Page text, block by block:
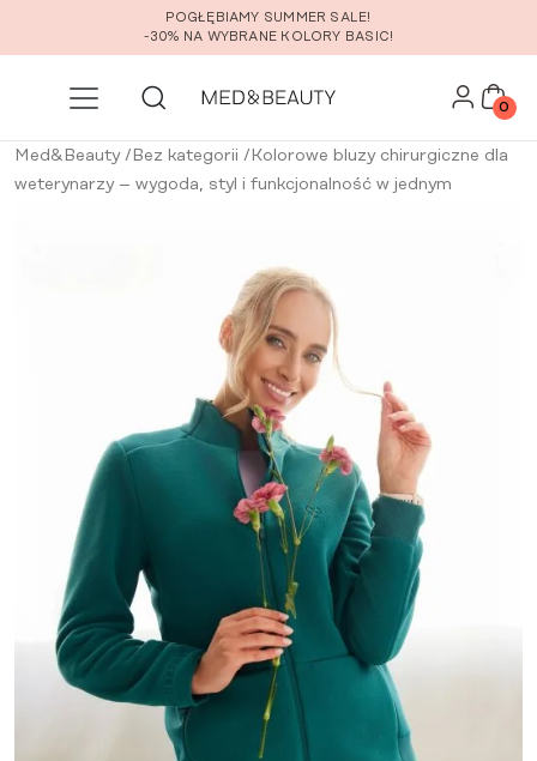
Przejdź do głównej zawartości
POGŁĘBIAMY SUMMER SALE!
-30% NA WYBRANE KOLORY BASIC!
0
Med&Beauty/ Bez kategorii / Kolorowe bluzy chirurgiczne dla
weterynarzy – wygoda, styl i funkcjonalność w jednym